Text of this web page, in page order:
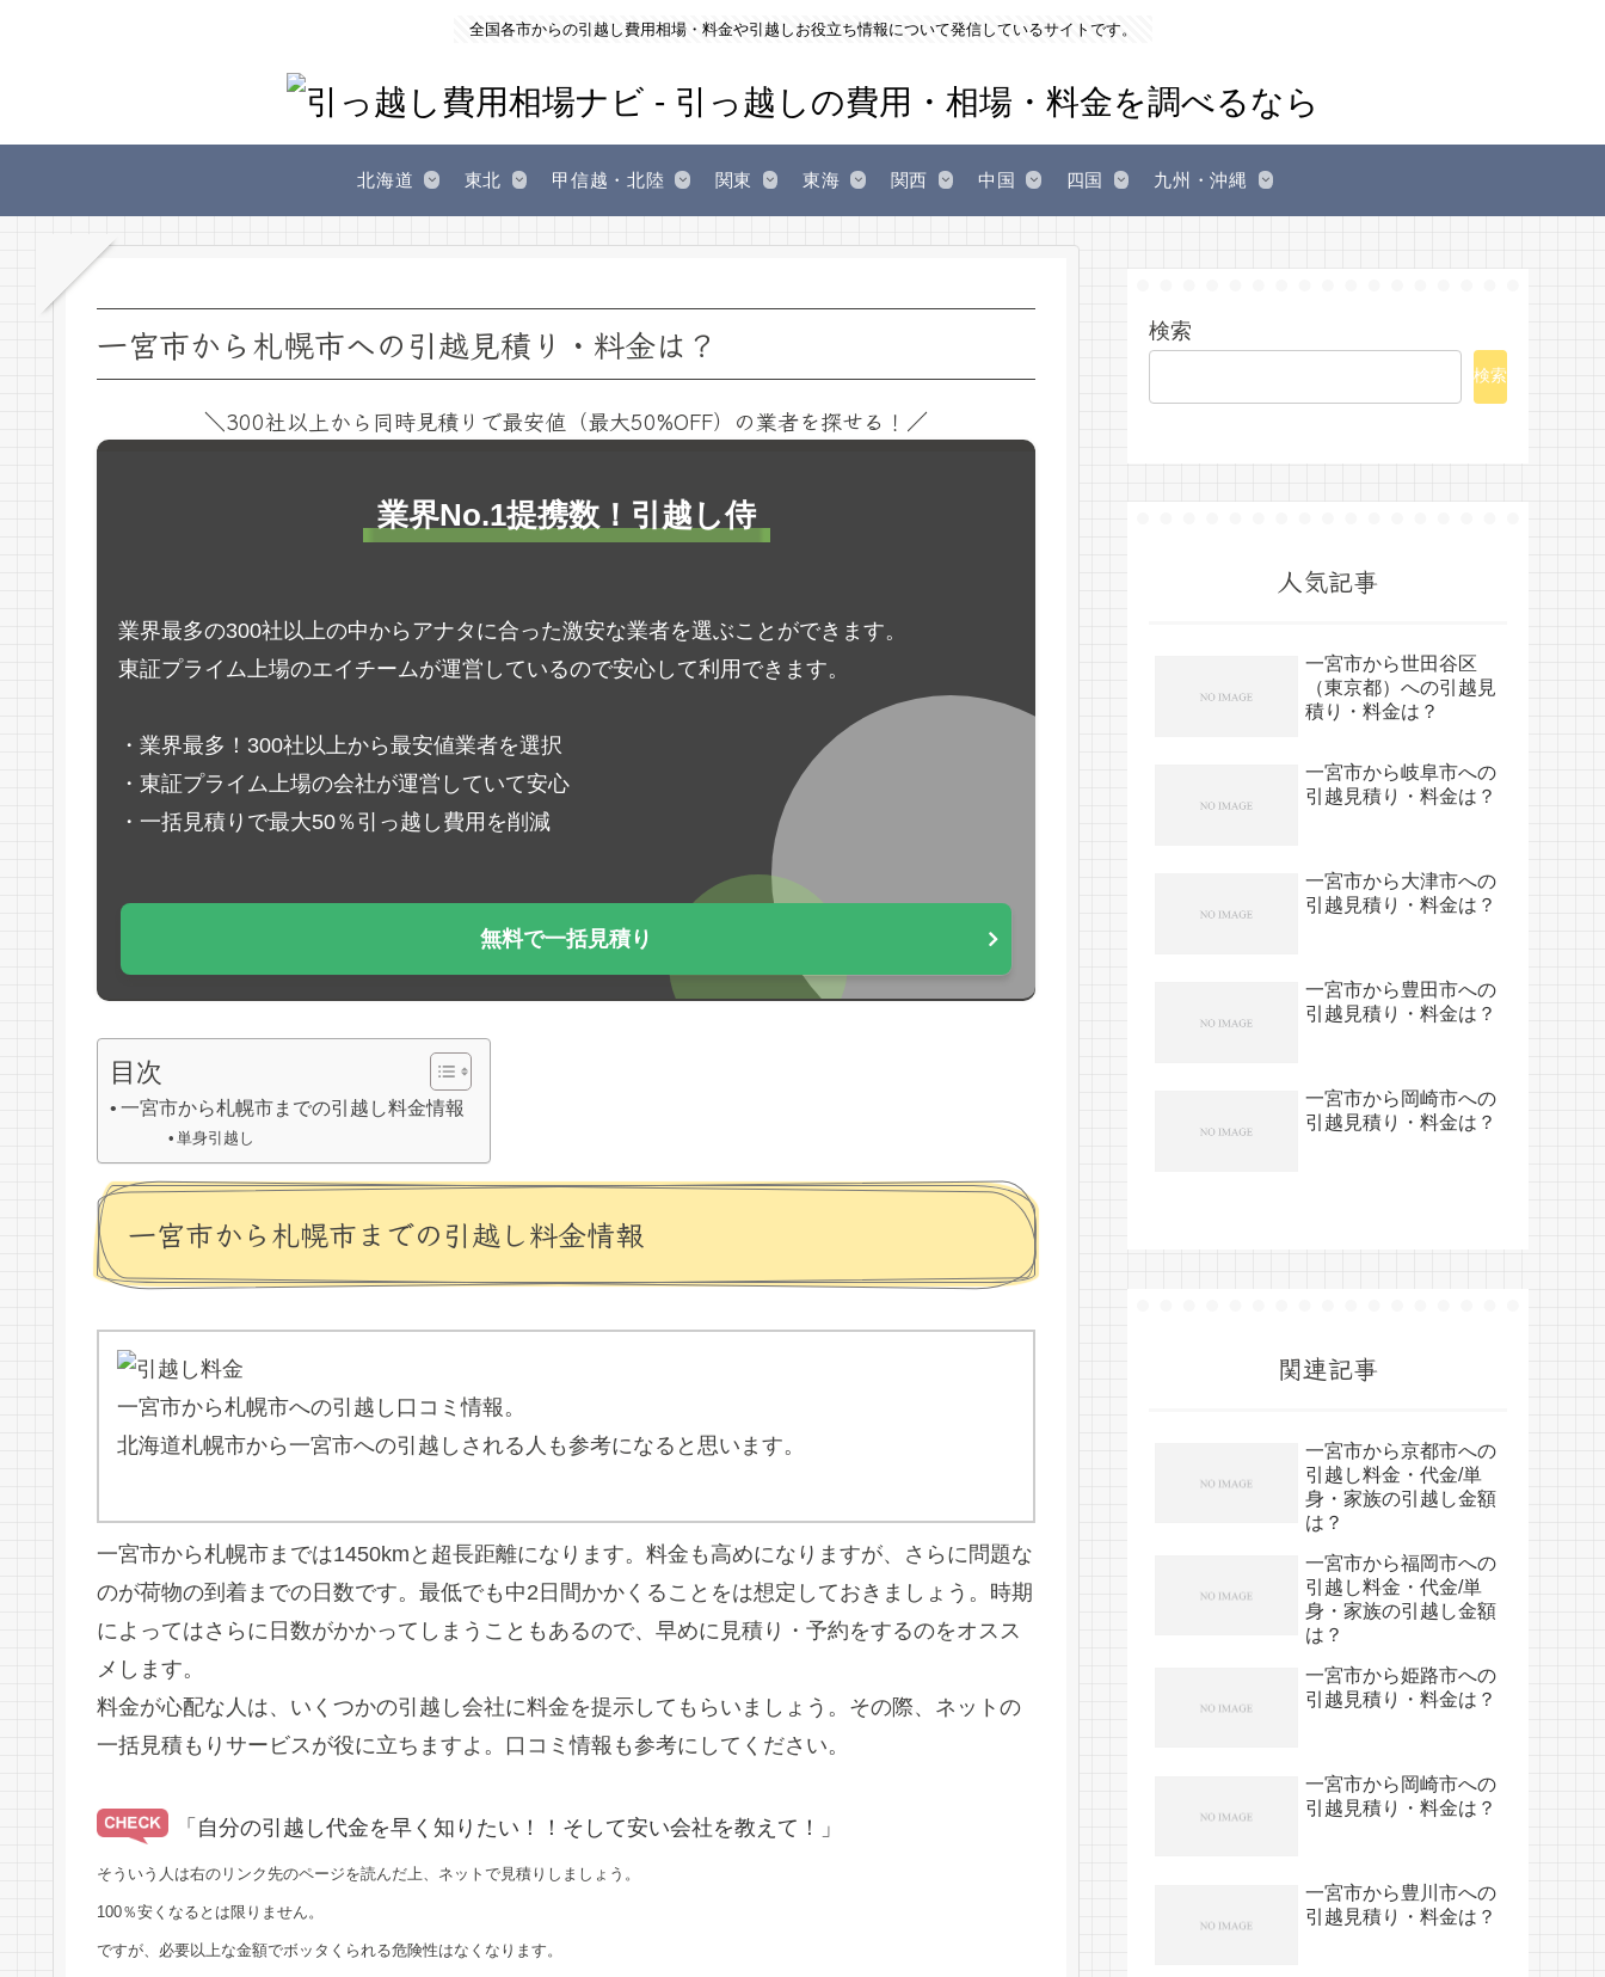
全国各市からの引越し費用相場・料金や引越しお役立ち情報について発信しているサイトです。
北海道 東北 甲信越・北陸 関東 東海 関西 中国 四国 九州・沖縄
一宮市から札幌市への引越見積り・料金は？
＼300社以上から同時見積りで最安値（最大50%OFF）の業者を探せる！／
業界No.1提携数！引越し侍
業界最多の300社以上の中からアナタに合った激安な業者を選ぶことができます。
東証プライム上場のエイチームが運営しているので安心して利用できます。
・業界最多！300社以上から最安値業者を選択
・東証プライム上場の会社が運営していて安心
・一括見積りで最大50％引っ越し費用を削減
無料で一括見積り
目次
一宮市から札幌市までの引越し料金情報
単身引越し
一宮市から札幌市までの引越し料金情報
一宮市から札幌市への引越し口コミ情報。
北海道札幌市から一宮市への引越しされる人も参考になると思います。
一宮市から札幌市までは1450kmと超長距離になります。料金も高めになりますが、さらに問題な
のが荷物の到着までの日数です。最低でも中2日間かかくることをは想定しておきましょう。時期
によってはさらに日数がかかってしまうこともあるので、早めに見積り・予約をするのをオスス
メします。
料金が心配な人は、いくつかの引越し会社に料金を提示してもらいましょう。その際、ネットの
一括見積もりサービスが役に立ちますよ。口コミ情報も参考にしてください。
「自分の引越し代金を早く知りたい！！そして安い会社を教えて！」
そういう人は右のリンク先のページを読んだ上、ネットで見積りしましょう。
100％安くなるとは限りません。
ですが、必要以上な金額でボッタくられる危険性はなくなります。
検索
検索
人気記事
一宮市から世田谷区
（東京都）への引越見
積り・料金は？
一宮市から岐阜市への
引越見積り・料金は？
一宮市から大津市への
引越見積り・料金は？
一宮市から豊田市への
引越見積り・料金は？
一宮市から岡崎市への
引越見積り・料金は？
関連記事
一宮市から京都市への
引越し料金・代金/単
身・家族の引越し金額
は？
一宮市から福岡市への
引越し料金・代金/単
身・家族の引越し金額
は？
一宮市から姫路市への
引越見積り・料金は？
一宮市から岡崎市への
引越見積り・料金は？
一宮市から豊川市への
引越見積り・料金は？